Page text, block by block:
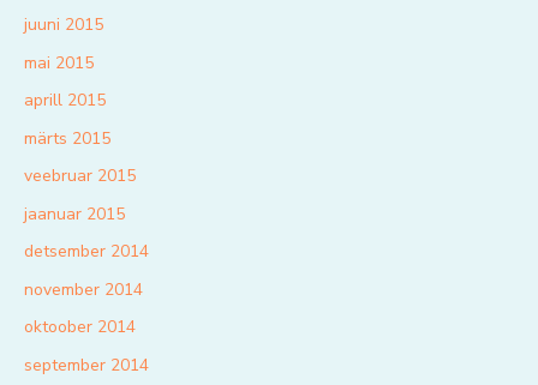
juuni 2015
mai 2015
aprill 2015
märts 2015
veebruar 2015
jaanuar 2015
detsember 2014
november 2014
oktoober 2014
september 2014